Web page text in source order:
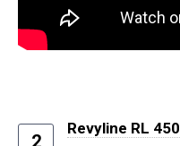
2
Revyline RL 450